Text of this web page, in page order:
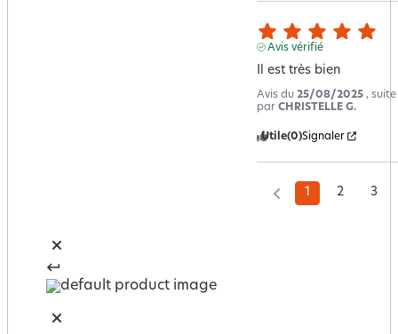
Avis vérifié
Il est très bien
Avis du 25/08/2025 ,
par CHRISTELLE G.
Utile(0)Signaler
1 2 3